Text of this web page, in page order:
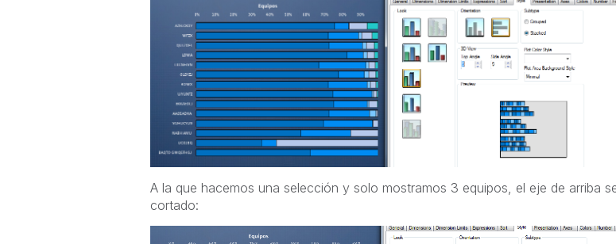
A la que hacemos una selección y solo mostramos 3 equipos, el eje de arriba
cortado: